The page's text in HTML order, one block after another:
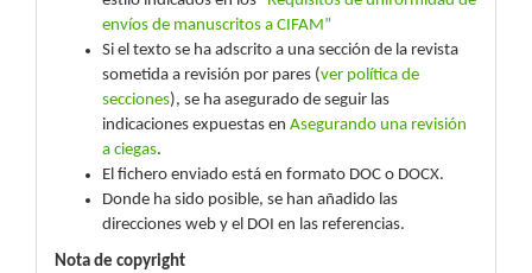
envíos de manuscritos a CIFAM ”
Si el texto se ha adscrito a una sección de la revista
sometida a revisión por pares (ver política de
secciones), se ha asegurado de seguir las
indicaciones expuestas en Asegurando una revisión
a ciegas.
El fichero enviado está en formato DOC o DOCX.
Donde ha sido posible, se han añadido las
direcciones web y el DOI en las referencias.
Nota de copyright